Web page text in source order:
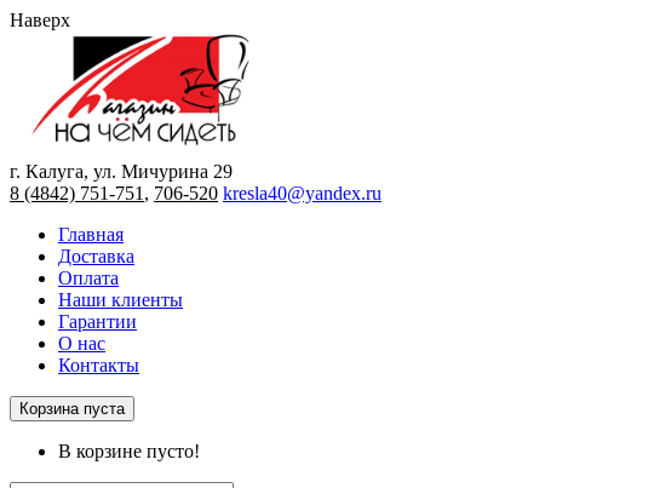
Наверх
г. Калуга, ул. Мичурина 29
8 (4842) 751-751 , 706-520 kresla40@yandex.ru
Главная
Доставка
Оплата
Наши клиенты
Гарантии
О нас
Контакты
Корзина пуста
В корзине пусто!